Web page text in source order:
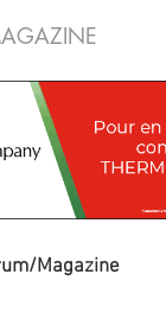
Magazine